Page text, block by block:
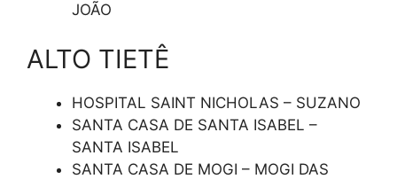
JOÃO
ALTO TIETÊ
HOSPITAL SAINT NICHOLAS – SUZANO
SANTA CASA DE SANTA ISABEL –
SANTA ISABEL
SANTA CASA DE MOGI – MOGI DAS